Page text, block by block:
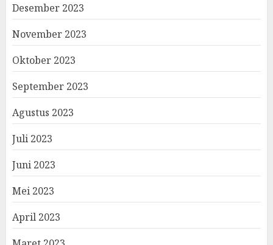
Desember 2023
November 2023
Oktober 2023
September 2023
Agustus 2023
Juli 2023
Juni 2023
Mei 2023
April 2023